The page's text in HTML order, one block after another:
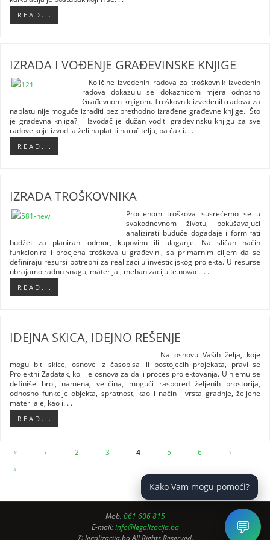
R E A D . . .
IZRADA I VOĐENJE GRAĐEVINSKE KNJIGE
Količine izvedenih radova za troškovnik izvedenih
radova dokazuju se dokaznicom mjera odnosno
Građevnom knjigom. Troškovnik izvedenih radova za
naplatu nije moguće izraditi bez prethodno izrađene građevne knjige. Što
je građevna knjiga? Izvođač je dužan voditi građevinsku knjigu za sve
radove koje izvodi a želi naplatiti naručitelju, pa čak i. . .
R E A D . . .
IZRADA TROŠKOVNIKA
Procjenom troškova susrećemo se u
svakodnevnom životu, pokušavajući
analizirati buduće događaje i formirati
budžet za planirani odmor, kupovinu ili ulaganje. Na sličan način
funkcionira i procjena troškova u građevini, sa primarnim ciljem da se
definiraju resursi potrebni za realizaciju investicijskog projekta. U resurse
ubrajamo radnu snagu, materijal, mehanizaciju te novac.. . .
R E A D . . .
IDEJNA SKICA, IDEJNO REŠENJE
Na osnovu Vaših želja, koje
mogu biti skice, osnove iz časopisa ili postojećih projekata, pravi se
Projektni Zadatak, koji je osnova za dalji proces projektovanja. U njemu se
definiše broj, namena, veličina, mogući raspored željenih prostorija,
odnosno funkcije objekta, spratnost, kao i način i vrsta gradnje, željene
materijale, kao i. . .
R E A D . . .
« ‹ 2 3 4 5 6
›
»
Mob. 061 606 815
E-mail:info@legalizacija.ba
💬
Kako Vam mogu pomoći?